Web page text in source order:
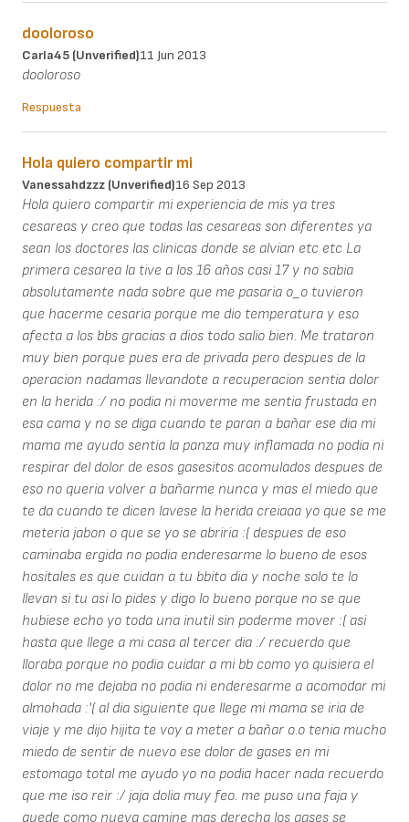
dooloroso
Carla45 (unverified)11 Jun 2013
dooloroso
Respuesta
Hola quiero compartir mi
Vanessahdzzz (unverified)16 Sep 2013
Hola quiero compartir mi experiencia de mis ya tres
cesareas y creo que todas las cesareas son diferentes ya
sean los doctores las clinicas donde se alvian etc etc La
primera cesarea la tive a los 16 años casi 17 y no sabia
absolutamente nada sobre que me pasaria o_o tuvieron
que hacerme cesaria porque me dio temperatura y eso
afecta a los bbs gracias a dios todo salio bien. Me trataron
muy bien porque pues era de privada pero despues de la
operacion nadamas llevandote a recuperacion sentia dolor
en la herida :/ no podia ni moverme me sentia frustada en
esa cama y no se diga cuando te paran a bañar ese dia mi
mama me ayudo sentia la panza muy inflamada no podia ni
respirar del dolor de esos gasesitos acomulados despues de
eso no queria volver a bañarme nunca y mas el miedo que
te da cuando te dicen lavese la herida creiaaa yo que se me
meteria jabon o que se yo se abriria :( despues de eso
caminaba ergida no podia enderesarme lo bueno de esos
hositales es que cuidan a tu bbito dia y noche solo te lo
llevan si tu asi lo pides y digo lo bueno porque no se que
hubiese echo yo toda una inutil sin poderme mover :( asi
hasta que llege a mi casa al tercer dia :/ recuerdo que
lloraba porque no podia cuidar a mi bb como yo quisiera el
dolor no me dejaba no podia ni enderesarme a acomodar mi
almohada :'( al dia siguiente que llege mi mama se iria de
viaje y me dijo hijita te voy a meter a bañar o.o tenia mucho
miedo de sentir de nuevo ese dolor de gases en mi
estomago total me ayudo yo no podia hacer nada recuerdo
que me iso reir :/ jaja dolia muy feo. me puso una faja y
quede como nueva camine mas derecha los gases se